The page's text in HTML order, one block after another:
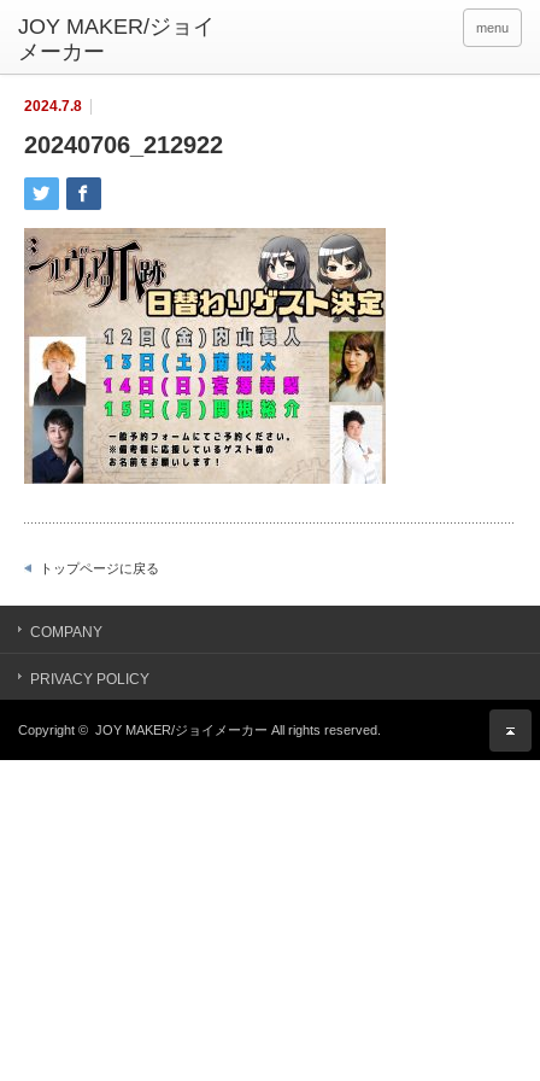
menu
2024.7.8
20240706_212922
トップページに戻る
COMPANY
PRIVACY POLICY
Copyright © JOY MAKER/ジョイメーカー All rights reserved.